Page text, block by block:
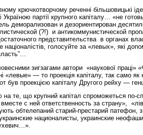
крючкотворчому реченні більшовицькі
Україною партії крупного капіталу… «не
деморализован и дезориентирован
(?!) и антикоммунистической
представительства в органах
націоналістів, голосуйте за «левых», які
зигзагами автори «наукової
«левые» — то проекція капіталу, так само
був проекцією капіталу Другого рейху —
на те, що крупний капітал спроможеться по-
с ней ответственность за страну»,
обтелепаний старий-престарий патефон,
националисты, украинские